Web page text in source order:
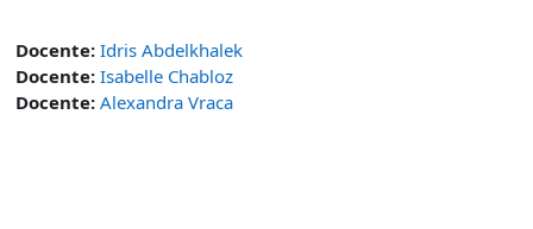
Docente: Idris Abdelkhalek
Docente: Isabelle Chabloz
Docente: Alexandra Vraca